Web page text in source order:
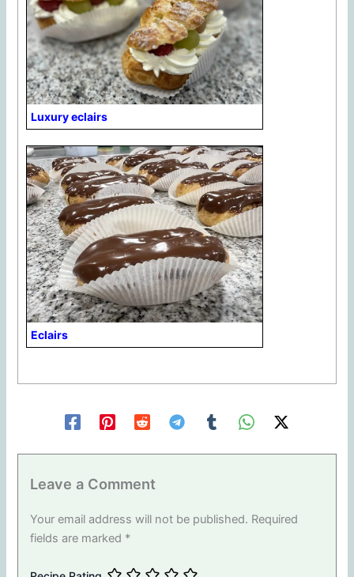
Luxury eclairs
Eclairs
Leave a Comment
Your email address will not be published. Required
fields are marked *